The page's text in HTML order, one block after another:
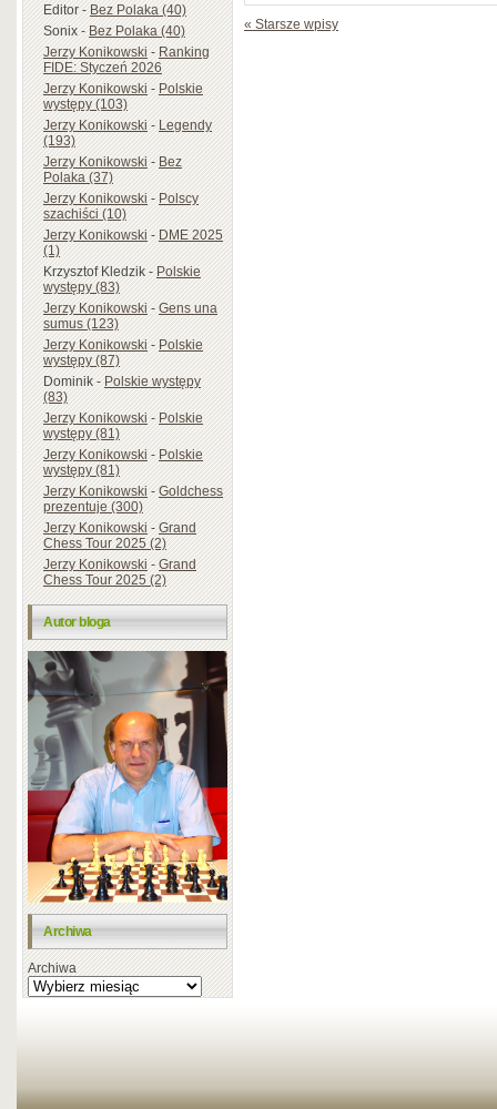
Editor-Bez Polaka (40)
Sonix-Bez Polaka (40)
Jerzy Konikowski-Ranking
FIDE: Styczeń 2026
Jerzy Konikowski-Polskie
występy (103)
Jerzy Konikowski-Legendy
(193)
Jerzy Konikowski-Bez
Polaka (37)
Jerzy Konikowski-Polscy
szachiści (10)
Jerzy Konikowski-DME 2025
(1)
Krzysztof Kledzik-Polskie
występy (83)
Jerzy Konikowski-Gens una
sumus (123)
Jerzy Konikowski-Polskie
występy (87)
Dominik-Polskie występy
(83)
Jerzy Konikowski-Polskie
występy (81)
Jerzy Konikowski-Polskie
występy (81)
Jerzy Konikowski-Goldchess
prezentuje (300)
Jerzy Konikowski-Grand
Chess Tour 2025 (2)
Jerzy Konikowski-Grand
Chess Tour 2025 (2)
Autor bloga
Archiwa
Archiwa
« Starsze wpisy